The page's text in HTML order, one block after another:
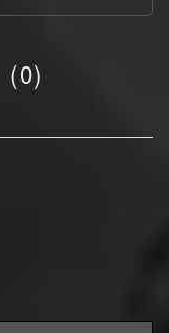
(0)